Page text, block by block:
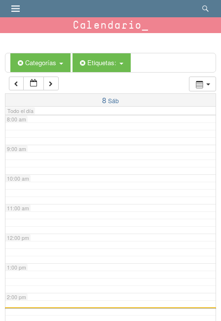
Calendario
Categorías Etiquetas:
8 Sáb
Todo el día
6:00 am
7:00 am
8:00 am
9:00 am
10:00 am
11:00 am
12:00 pm
1:00 pm
2:00 pm